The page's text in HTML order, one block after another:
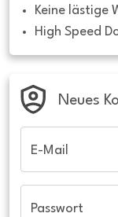
Keine lästige
High Speed
Neues
E-Mail
Passwort